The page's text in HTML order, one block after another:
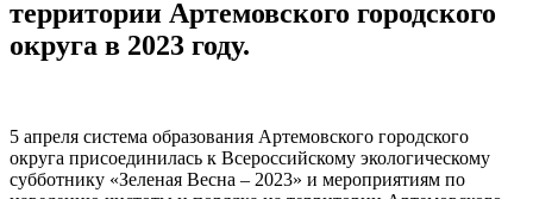
территории Артемовского городского
округа в 2023 году.
5 апреля система образования Артемовского городского
округа присоединилась к Всероссийскому экологическому
субботнику «Зеленая Весна – 2023» и мероприятиям по